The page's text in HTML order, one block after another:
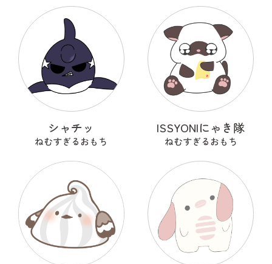
シャチッ
ねむすぎるおもち
ISSYONIにゃき隊
ねむすぎるおもち